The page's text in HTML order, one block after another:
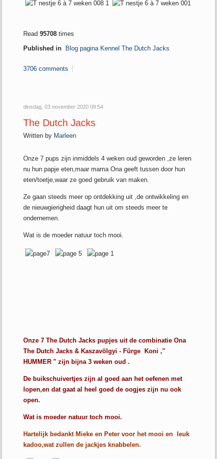
Read95708 times
Published in Blog pagina Kennel The Dutch Jacks
3706 comments
dinsdag, 03 november 2020 09:54
The Dutch Jacks
Written by Marleen
Onze 7 pups zijn inmiddels 4 weken oud geworden ,ze leren
nu hun papje eten,maar mama Ona geeft tussen door hun
eten/toetje,waar ze goed gebruik van maken.
Ze gaan steeds meer op ontdekking uit ,de ontwikkeling en
de nieuwgierigheid daagt hun uit om steeds meer te
ondernemen.
Wat is de moeder natuur toch mooi.
Onze 7 The Dutch Jacks pupjes uit de combinatie Ona
The Dutch Jacks & Kaszavölgyi - Fürge Koni ,"
HUMMER " zijn bijna 3 weken oud .
De buikschuivertjes zijn al goed aan het oefenen met
lopen,en dat gaat al heel goed de oogjes zijn nu ook
open.
Wat is moeder natuur toch mooi.
Hartelijk bedankt Mieke en Peter voor het mooi en leuk
kadoo,wat zullen de jackjes knabbelen.